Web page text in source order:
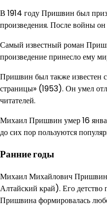
В 1914 году Пришвин был
произведения. После войны он
Самый известный роман
произведение принесло ему
Пришвин был также известен
страницы» (1953). Он умел
читателей.
Михаил Пришвин умер 16
до сих пор пользуются
Ранние годы
Михаил Михайлович Пришвин
Алтайский край). Его
Пришвина формировалась